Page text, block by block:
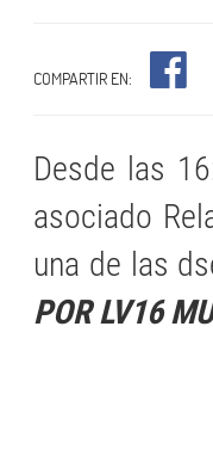
COMPARTIR EN:
Desde las
asociado
una de las
POR LV16